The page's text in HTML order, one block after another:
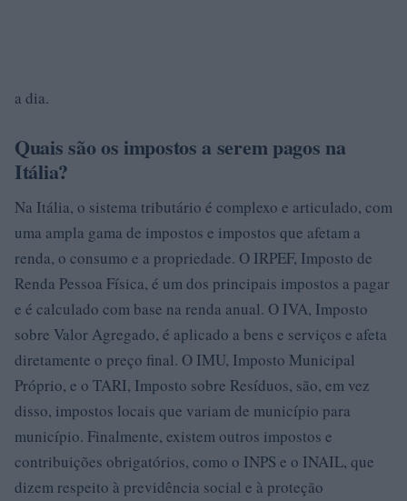
a dia.
Quais são os impostos a serem pagos na
Itália?
Na Itália, o sistema tributário é complexo e articulado, com
uma ampla gama de impostos e impostos que afetam a
renda, o consumo e a propriedade. O IRPEF, Imposto de
Renda Pessoa Física, é um dos principais impostos a pagar
e é calculado com base na renda anual. O IVA, Imposto
sobre Valor Agregado, é aplicado a bens e serviços e afeta
diretamente o preço final. O IMU, Imposto Municipal
Próprio, e o TARI, Imposto sobre Resíduos, são, em vez
disso, impostos locais que variam de município para
município. Finalmente, existem outros impostos e
contribuições obrigatórios, como o INPS e o INAIL, que
dizem respeito à previdência social e à proteção